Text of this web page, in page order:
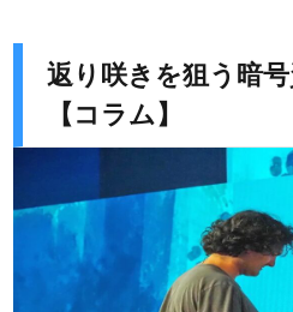
返り咲きを狙う暗
【コラム】